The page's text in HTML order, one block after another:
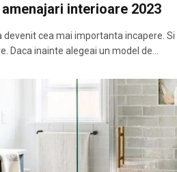
interioare 2023
devenit cea mai importanta incapere. Si
Daca inainte alegeai un model de…